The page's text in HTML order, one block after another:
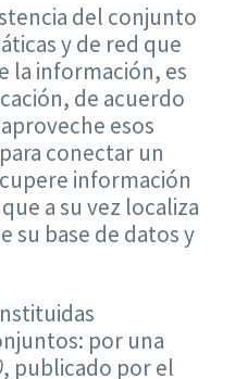
del conjunto
y de red que
la información, es
de acuerdo
esos
conectar un
información
a su vez localiza
su base de datos y
por una
, publicado por el